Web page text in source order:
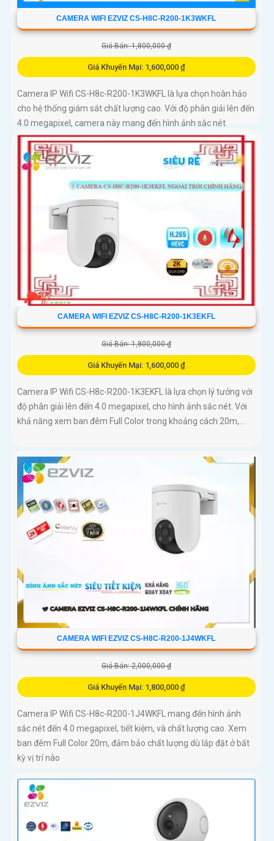
CAMERA WIFI EZVIZ CS-H8C-R200-1K3WKFL
Giá Bán: 1,800,000 ₫
Giá Khuyến Mại: 1,600,000 ₫
Camera IP Wifi CS-H8c-R200-1K3WKFL là lựa chọn hoàn hảo
cho hệ thống giám sát chất lượng cao. Với độ phân giải lên đến
4.0 megapixel, camera này mang đến hình ảnh sắc nét
CAMERA WIFI EZVIZ CS-H8C-R200-1K3EKFL
Giá Bán: 1,800,000 ₫
Giá Khuyến Mại: 1,600,000 ₫
Camera IP Wifi CS-H8c-R200-1K3EKFL là lựa chọn lý tưởng với
độ phân giải lên đến 4.0 megapixel, cho hình ảnh sắc nét. Với
khả năng xem ban đêm Full Color trong khoảng cách 20m,...
CAMERA WIFI EZVIZ CS-H8C-R200-1J4WKFL
Giá Bán: 2,000,000 ₫
Giá Khuyến Mại: 1,800,000 ₫
Camera IP Wifi CS-H8c-R200-1J4WKFL mang đến hình ảnh
sắc nét đến 4.0 megapixel, tiết kiệm, và chất lượng cao. Xem
ban đêm Full Color 20m, đảm bảo chất lượng dù lắp đặt ở bất
kỳ vị trí nào